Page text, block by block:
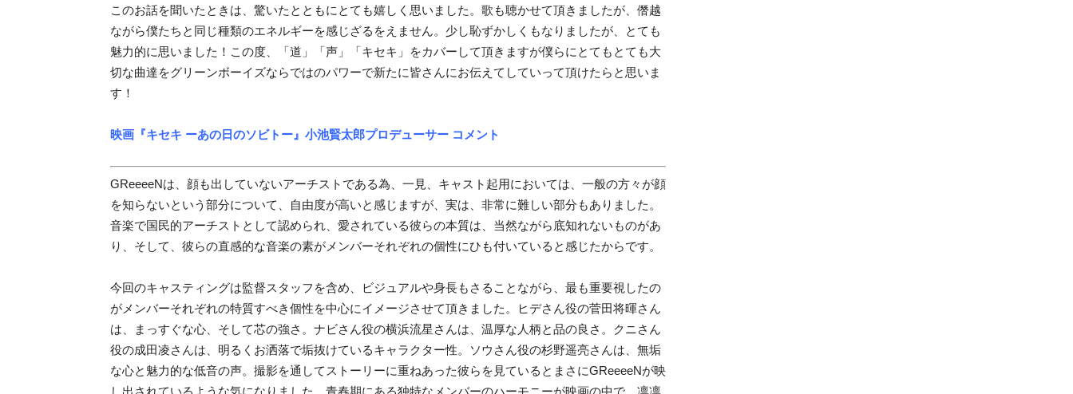
このお話を聞いたときは、驚いたとともにとても嬉しく思いました。 歌も聴かせて頂きましたが、僭越
ながら僕たちと同じ種類のエネルギーを感じざるをえません。 少し恥ずかしくもなりましたが、とても
魅力的に思いました！ この度、「道」「声」「キセキ」をカバーして頂きますが僕らにとてもとても大
切な曲達をグリーンボーイズならではのパワーで新たに皆さんにお伝えてしていって頂けたらと思いま
す！
映画 『キセキ ーあの日のソビトー 』 小池賢太郎プロデューサー コメント
GReeeeNは、顔も出していないアーチストである為、一見、キャスト起用においては、一般の方々が顔
を知らないという部分について、自由度が高いと感じますが、実は、非常に難しい部分もありました。
音楽で国民的アーチストとして認められ、愛されている彼らの本質は、当然ながら底知れないものがあ
り、そして、彼らの直感的な音楽の素がメンバーそれぞれの個性にひも付いていると感じたからです。
今回のキャスティングは監督スタッフを含め、ビジュアルや身長もさることながら、最も重要視したの
がメンバーそれぞれの特質すべき個性を中心にイメージさせて頂きました。ヒデさん役の菅田将暉さん
は、まっすぐな心、そして芯の強さ。ナビさん役の横浜流星さんは、温厚な人柄と品の良さ。クニさん
役の成田凌さんは、明るくお洒落で垢抜けているキャラクター性。ソウさん役の杉野遥亮さんは、無垢
な心と魅力的な低音の声。撮影を通してストーリーに重ねあった彼らを見ているとまさにGReeeeNが映
し出されているような気になりました。青春期にある独特なメンバーのハーモニーが映画の中で、凛凛